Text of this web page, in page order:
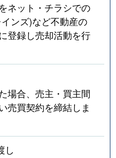
ネット・チラシでの
ンズ)など不動産の
登録し売却活動を行
場合、売主・買主間
売買契約を締結しま
し